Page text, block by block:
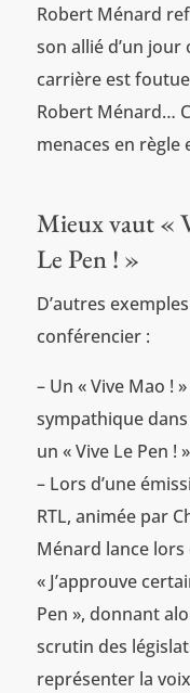
Robert Ménard
son allié d’un
carrière est
Robert Ménard…
menaces en règle
Mieux vaut «
Le Pen ! »
D’autres
conférencier :
– Un « Vive Mao !
sympathique
un « Vive Le Pen !
– Lors d’une
RTL, animée par
Ménard lance lors
« J’approuve
Pen », donnant
scrutin des
représenter la